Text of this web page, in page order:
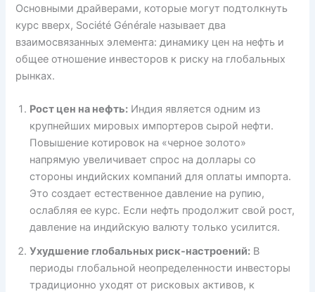
Основными драйверами, которые могут подтолкнуть
курс вверх, Société Générale называет два
взаимосвязанных элемента: динамику цен на нефть и
общее отношение инвесторов к риску на глобальных
рынках.
Рост цен на нефть: Индия является одним из
крупнейших мировых импортеров сырой нефти.
Повышение котировок на «черное золото»
напрямую увеличивает спрос на доллары со
стороны индийских компаний для оплаты импорта.
Это создает естественное давление на рупию,
ослабляя ее курс. Если нефть продолжит свой рост,
давление на индийскую валюту только усилится.
Ухудшение глобальных риск-настроений: В
периоды глобальной неопределенности инвесторы
традиционно уходят от рисковых активов, к